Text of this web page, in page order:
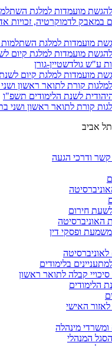
מועמדות למלגת
מועמדות למלגת קיום
קורת לתואר ראשון ושני
קשר ודרכי הגעה
חירום
האוניברסיטה
משמעת ופסקי דין
לאוניברסיטה
בלימודים
סיכויי קבלה לתואר ראשון
הלימודים
לאזור האישי
ומשרדי מינהלה
המנהלי